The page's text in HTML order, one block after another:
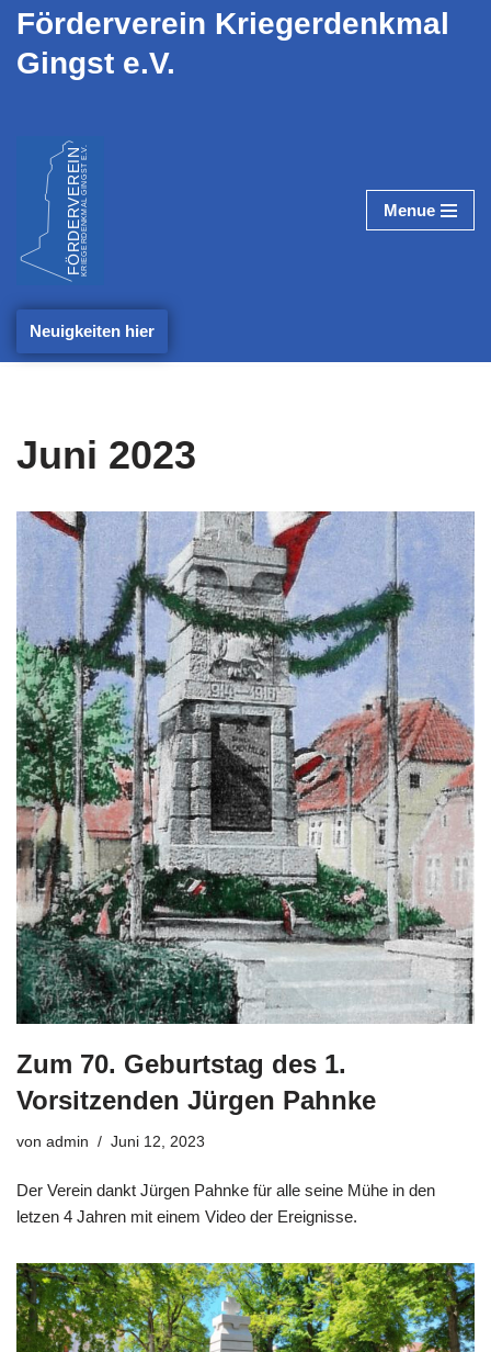
Zum
Förderverein Kriegerdenkmal
Gingst e.V.
Menue
Neuigkeiten hier
Juni 2023
Zum 70. Geburtstag des 1.
Vorsitzenden Jürgen Pahnke
von admin Juni 12, 2023
Der Verein dankt Jürgen Pahnke für alle seine Mühe in den
letzen 4 Jahren mit einem Video der Ereignisse.